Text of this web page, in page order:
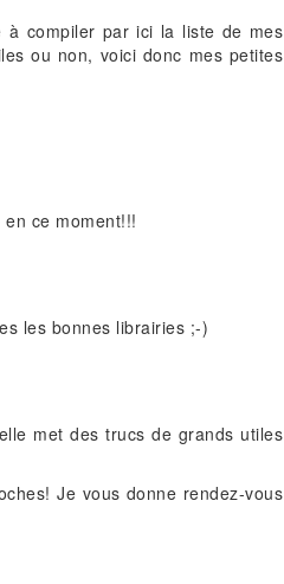
à compiler par ici la liste de mes
ou non, voici donc mes petites
ce moment!!!
les bonnes librairies ;-)
met des trucs de grands utiles
Je vous donne rendez-vous